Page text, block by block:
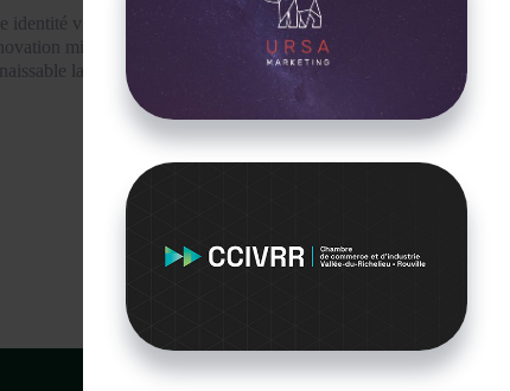
identité visuelle permet de
démontrer
mis de l’avant par
Cangaroo et
la marque sans avoir recours au